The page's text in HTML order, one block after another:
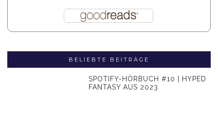
BELIEBTE BEITRÄGE
SPOTIFY-HÖRBUCH #10 | HYPED
FANTASY AUS 2023